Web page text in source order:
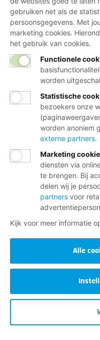
gebruiken net als de
persoonsgegevens. Met
marketing cookies.
het gebruik van cookies.
Functionele
worden
Statistische
bezoekers onze
worden anoniem
externe partners.
Marketing
diensten via
te brengen. Bij
delen wij je
partners voor
Kijk voor meer informatie
Alle